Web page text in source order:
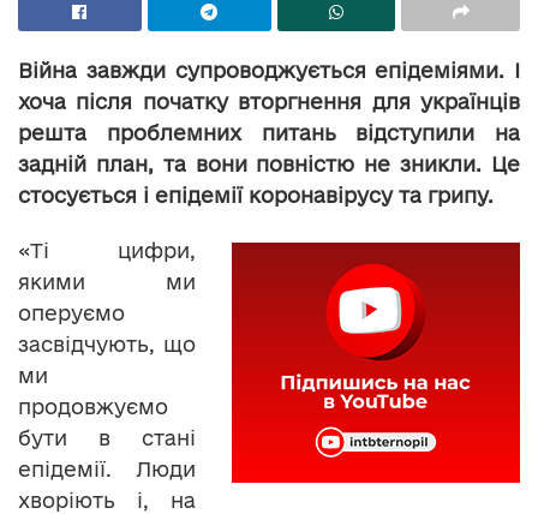
Війна завжди супроводжується епідеміями. І
хоча після початку вторгнення для українців
решта проблемних питань відступили на
задній план, та вони повністю не зникли. Це
стосується і епідемії коронавірусу та грипу.
«Ті цифри,
якими ми
оперуємо
засвідчують, що
ми
продовжуємо
бути в стані
епідемії. Люди
хворіють і, на